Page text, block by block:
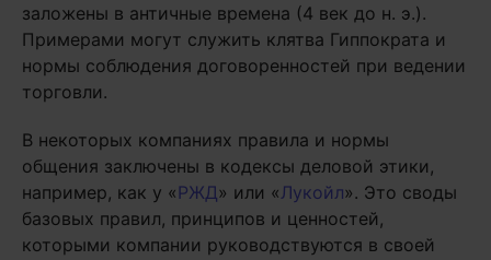
заложены в античные времена (4 век до н. э.).
Примерами могут служить клятва Гиппократа и
нормы соблюдения договоренностей при ведении
торговли.
В некоторых компаниях правила и нормы
общения заключены в кодексы деловой этики,
например, как у «РЖД» или «Лукойл». Это своды
базовых правил, принципов и ценностей,
которыми компании руководствуются в своей